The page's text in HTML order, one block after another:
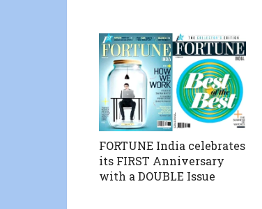
FORTUNE India celebrates
its FIRST Anniversary
with a DOUBLE Issue